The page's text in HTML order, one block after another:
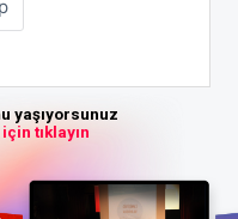
yaşıyorsunuz
tıklayın